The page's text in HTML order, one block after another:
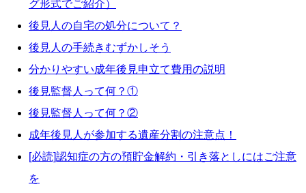
グ形式でご紹介）
後見人の自宅の処分について？
後見人の手続きむずかしそう
分かりやすい成年後見申立て費用の説明
後見監督人って何？①
後見監督人って何？②
成年後見人が参加する遺産分割の注意点！
[必読]認知症の方の預貯金解約・引き落としにはご注意
を